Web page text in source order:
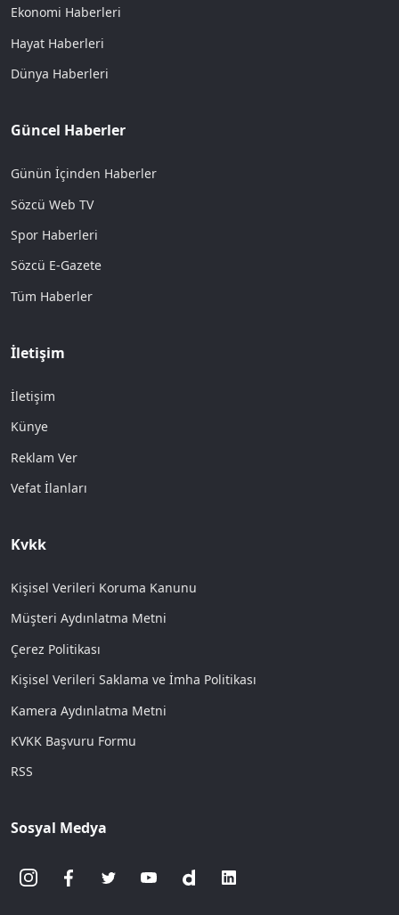
Ekonomi Haberleri
Hayat Haberleri
Dünya Haberleri
Güncel Haberler
Günün İçinden Haberler
Sözcü Web TV
Spor Haberleri
Sözcü E-Gazete
Tüm Haberler
İletişim
İletişim
Künye
Reklam Ver
Vefat İlanları
Kvkk
Kişisel Verileri Koruma Kanunu
Müşteri Aydınlatma Metni
Çerez Politikası
Kişisel Verileri Saklama ve İmha Politikası
Kamera Aydınlatma Metni
KVKK Başvuru Formu
RSS
Sosyal Medya